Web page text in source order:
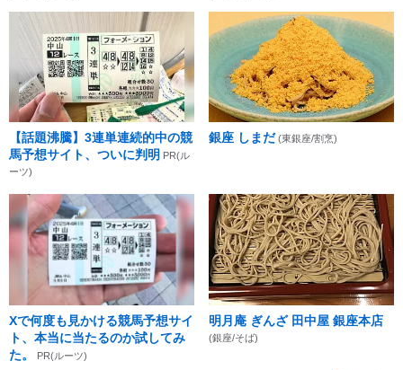
【話題沸騰】3連単連続的中の競
馬予想サイト、ついに判明 PR(ル
ーツ)
銀座 しまだ (東銀座/割烹)
Xで何度も見かける競馬予想サイ
ト、本当に当たるのか試してみ
た。
PR(ルーツ)
明月庵 ぎんざ 田中屋 銀座本店
(銀座/そば)